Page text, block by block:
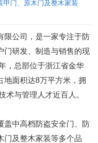
甲门、原木门及整木家装
限公司，是一家专注于防
门研发、制造与销售的现
，总部位于浙江省金华
地面积达8万平方米，拥
术与管理人才近百人。
盖中高档防盗安全门、防
门及整木家装等多个品